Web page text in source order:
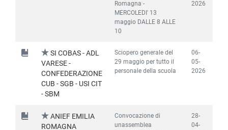
Romagna -
MERCOLEDI' 13
maggio DALLE 8 ALLE
10
2026
SI COBAS - ADL
VARESE -
CONFEDERAZIONE
CUB - SGB - USI CIT
- SBM
Sciopero generale del
29 maggio per tutto il
personale della scuola
06-
05-
2026
ANIEF EMILIA
ROMAGNA
Convocazione di
unassemblea
28-
04-